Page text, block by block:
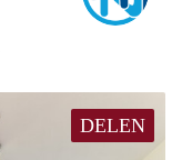
DELEN